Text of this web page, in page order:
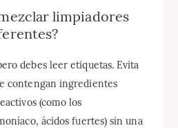
limpiadores
debes leer etiquetas. Evita
contengan ingredientes
(como los
ácidos fuertes) sin una